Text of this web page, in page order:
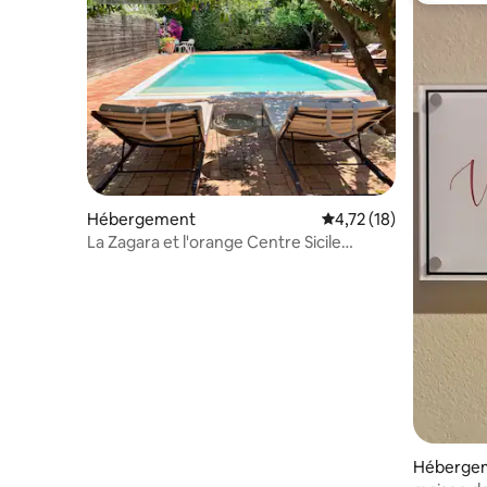
Hébergement Évaluation moyenne
4,72 (18)
La Zagara et l'orange Centre Sicile